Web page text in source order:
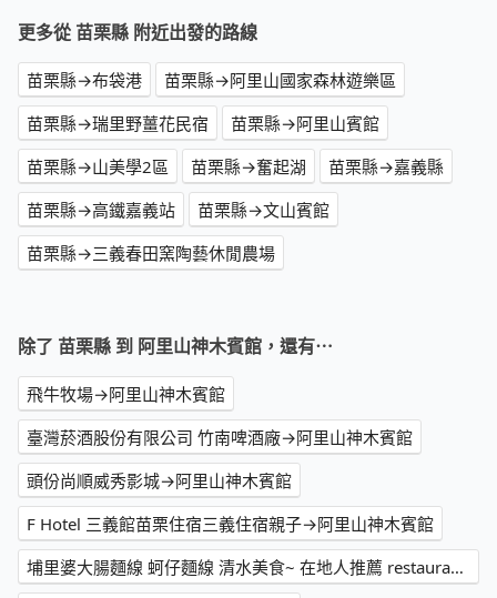
更多從 苗栗縣 附近出發的路線
苗栗縣→布袋港
苗栗縣→阿里山國家森林遊樂區
苗栗縣→瑞里野薑花民宿
苗栗縣→阿里山賓館
苗栗縣→山美學2區
苗栗縣→奮起湖
苗栗縣→嘉義縣
苗栗縣→高鐵嘉義站
苗栗縣→文山賓館
苗栗縣→三義春田窯陶藝休閒農場
除了 苗栗縣 到 阿里山神木賓館，還有⋯
飛牛牧場→阿里山神木賓館
臺灣菸酒股份有限公司 竹南啤酒廠→阿里山神木賓館
頭份尚順威秀影城→阿里山神木賓館
F Hotel 三義館苗栗住宿三義住宿親子→阿里山神木賓館
埔里婆大腸麵線 蚵仔麵線 清水美食~ 在地人推薦 restaurants👍→阿里山神木賓館